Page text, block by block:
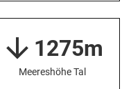
1275m
Meereshöhe Tal